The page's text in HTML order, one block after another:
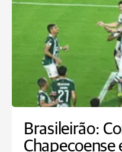
Brasileirão:
Chapecoense